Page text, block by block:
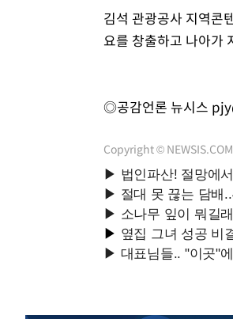
김석 관광공사 지역콘
요를 창출하고 나아가
◎공감언론 뉴시스
Copyright ©